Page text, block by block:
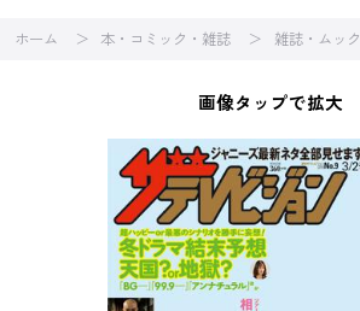
ホーム 本・コミック・雑誌 雑誌・ムック
画像タップで拡大